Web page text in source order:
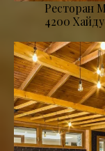
Ресторан
4200